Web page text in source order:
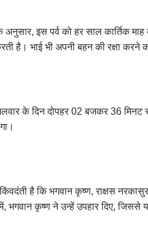
इस पर्व को हर साल कार्तिक माह
है। भाई भी अपनी बहन की रक्षा करने
के दिन दोपहर 02 बजकर 36
है कि भगवान कृष्ण, राक्षस
कृष्ण ने उन्हें उपहार दिए, जिससे